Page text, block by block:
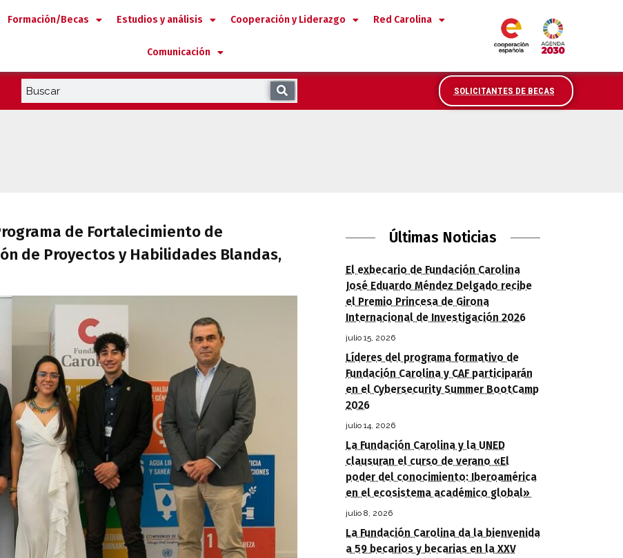
Formación/Becas Estudios y análisis Cooperación y Liderazgo Red Carolina
Comunicación
SOLICITANTES DE BECAS
de Fortalecimiento de
de Proyectos y Habilidades Blandas,
Últimas Noticias
El exbecario de Fundación Carolina
José Eduardo Méndez Delgado recibe
el Premio Princesa de Girona
Internacional de Investigación 2026
julio 15, 2026
Líderes del programa formativo de
Fundación Carolina y CAF participarán
en el Cybersecurity Summer BootCamp
2026
julio 14, 2026
La Fundación Carolina y la UNED
clausuran el curso de verano «El
poder del conocimiento: Iberoamérica
en el ecosistema académico global»
julio 8, 2026
La Fundación Carolina da la bienvenida
a 59 becarios y becarias en la XXV